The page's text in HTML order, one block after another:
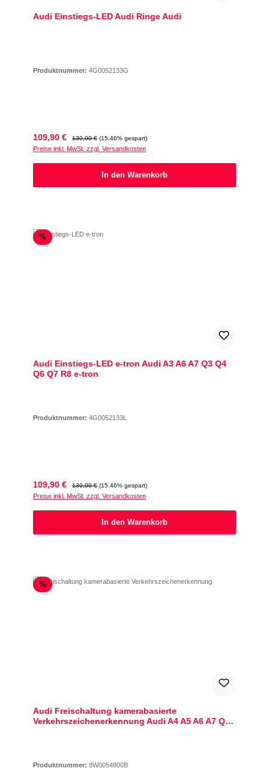
Audi Einstiegs-LED Audi Ringe Audi
Produktnummer: 4G0052133G
Verkaufspreis:
109,90 € Regulärer Preis:
130,00 € (15.46% gespart)
Preise inkl. MwSt. zzgl. Versandkosten
In den Warenkorb
%Rabatt
Audi Einstiegs-LED e-tron Audi A3 A6 A7 Q3 Q4
Q6 Q7 R8 e-tron
Produktnummer: 4G0052133L
Verkaufspreis:
109,90 € Regulärer Preis:
130,00 € (15.46% gespart)
Preise inkl. MwSt. zzgl. Versandkosten
In den Warenkorb
%Rabatt
Audi Freischaltung kamerabasierte
Verkehrszeichenerkennung Audi A4 A5 A6 A7 Q3
Produktnummer: 8W0054800B